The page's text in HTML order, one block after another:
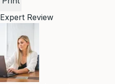
Expert Review